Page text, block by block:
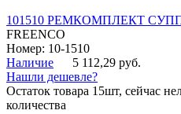
101510 РЕМКОМПЛЕКТ
FREENCO
Номер: 10-1510
Наличие
5 112,29 руб.
Нашли дешевле?
Остаток товара 15шт, сейчас
количества